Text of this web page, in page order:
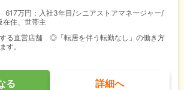
617万円：入社3年目/シニアストアマネージャー/
在住、世帯主
る直営店舗 ◎「転居を伴う転勤なし」の働き方
す。
る 詳細へ